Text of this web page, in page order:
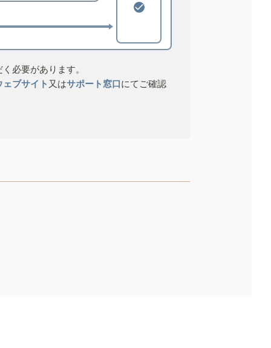
必要があります。
ブサイト 又はサポート窓口にてご確認